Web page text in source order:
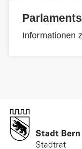
Informationen